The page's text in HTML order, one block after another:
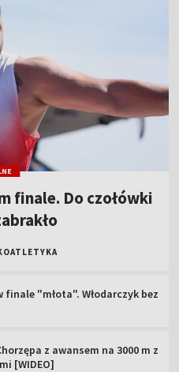
finale. Do czołówki
finale "młota". Włodarczyk bez
z awansem na 3000 m z
[WIDEO]